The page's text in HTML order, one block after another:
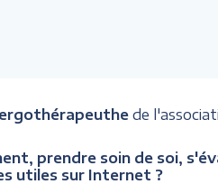
de
prendre soin de soi,
utiles sur Internet ?